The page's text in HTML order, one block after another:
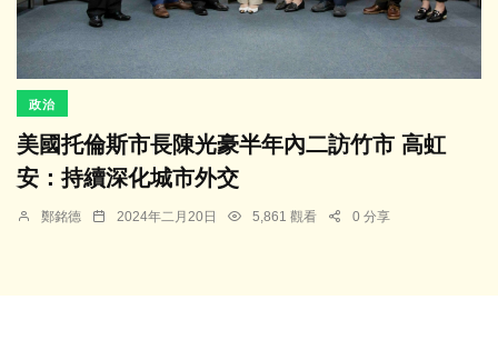
政治
美國托倫斯市長陳光豪半年內二訪竹市 高虹
安：持續深化城市外交
鄭銘德 2024年二月20日 5,861 觀看 0 分享